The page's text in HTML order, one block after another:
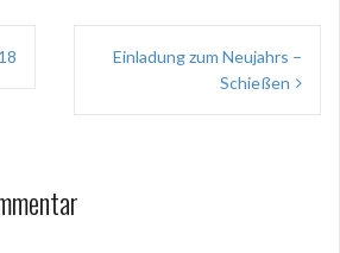
Einladung zum Neujahrs –
Schießen